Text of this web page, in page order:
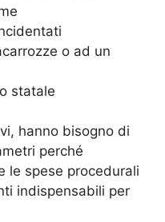
o ad un
statale
hanno bisogno di
perché
le spese procedurali
indispensabili per